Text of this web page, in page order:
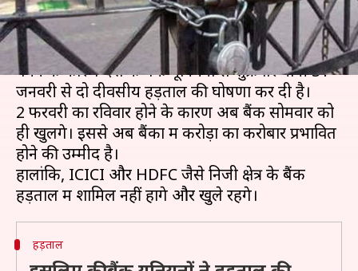
क्या है खबर?
वेतन वृद्धि सहित अन्य मांगों पर सरकार से सहमति नहीं
बनने के कारण देश के बैंक यूनियनों से शुक्रवार यानी 31
जनवरी से दो दीवसीय हड़ताल की घोषणा कर दी है।
2 फरवरी का रविवार होने के कारण अब बैंक सोमवार को
ही खुलेंगे। इससे अब बैंकों में करोड़ों का करोबार प्रभावित
होने की उम्मीद है।
हालांकि, ICICI और HDFC जैसे निजी क्षेत्र के बैंक
हड़ताल